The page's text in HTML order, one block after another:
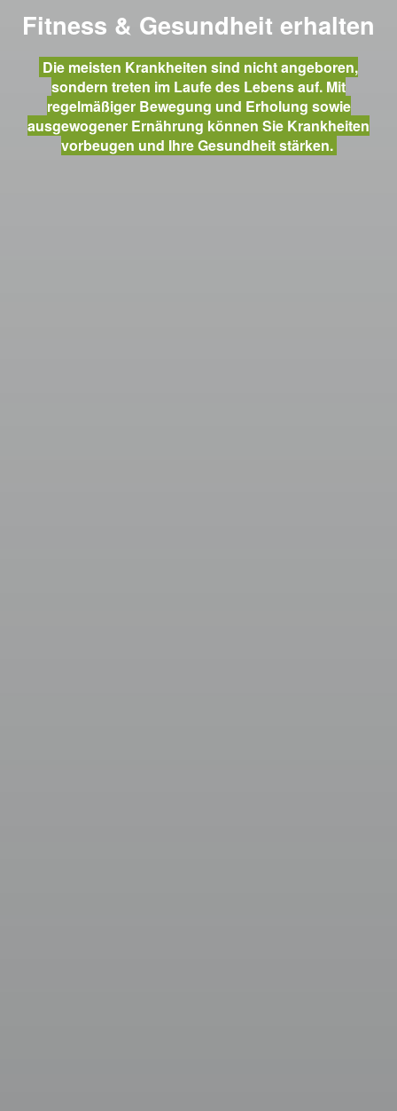
Fitness & Gesundheit erhalten
Die meisten Krankheiten sind nicht angeboren,
sondern treten im Laufe des Lebens auf. Mit
regelmäßiger Bewegung und Erholung sowie
ausgewogener Ernährung können Sie Krankheiten
vorbeugen und Ihre Gesundheit stärken.